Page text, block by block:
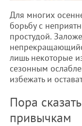
Для многих
борьбу с
простудой.
лишь некоторые
сезонным
избежать и
Пора
привычкам